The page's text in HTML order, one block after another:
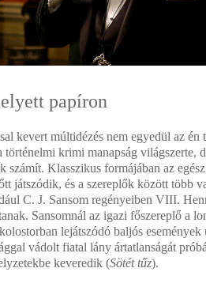
papíron
kevert múltidézés nem egyedül az én
krimi manapság világszerte,
számít. Klasszikus formájában az
játszódik, és a szereplők között több
C. J. Sansom regényeiben VIII.
Sansomnál az igazi főszereplő a
lejátszódó baljós
vádolt fiatal lány ártatlanságát
keveredik (Sötét tűz).